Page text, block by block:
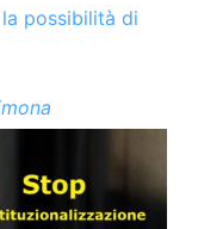
possibilità di